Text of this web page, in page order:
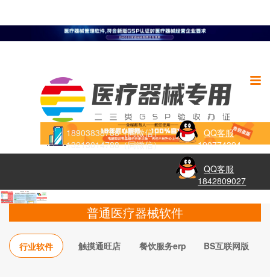
18903838788（同微信）
13213014788（同微信）
QQ客服
190774394
QQ客服
1842809027
普通医疗器械软件
行业软件 触摸通旺店 餐饮服务erp BS互联网版